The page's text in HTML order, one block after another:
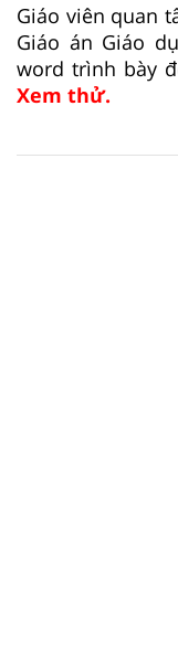
Giáo viên quan
Giáo án Giáo
word trình bày
Xem thử.